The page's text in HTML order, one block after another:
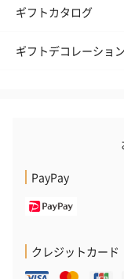
ぬいぐるみ
誕生日・記念日・出
ギフトカタログ
ギフトデコレーション
PayPay
クレジットカード